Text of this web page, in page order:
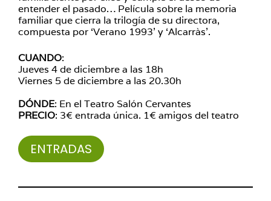
entender el pasado… Película sobre la memoria
familiar que cierra la trilogía de su directora,
compuesta por ‘Verano 1993’ y ‘Alcarràs’.
CUANDO:
Jueves 4 de diciembre a las 18h
Viernes 5 de diciembre a las 20.30h
DÓNDE: En el Teatro Salón Cervantes
PRECIO: 3€ entrada única. 1€ amigos del teatro
ENTRADAS